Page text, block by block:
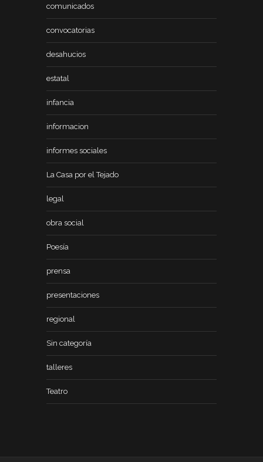
comunicados
convocatorias
desahucios
estatal
infancia
informacion
informes sociales
La Casa por el Tejado
legal
obra social
Poesía
prensa
presentaciones
regional
Sin categoría
talleres
Teatro